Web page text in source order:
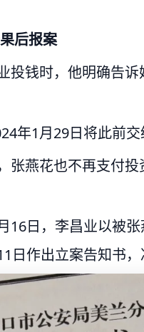
后报案
投钱时，他明确告
年1月29日将此前
张燕花也不再支付
16日，李昌业以被
日作出立案告知书，